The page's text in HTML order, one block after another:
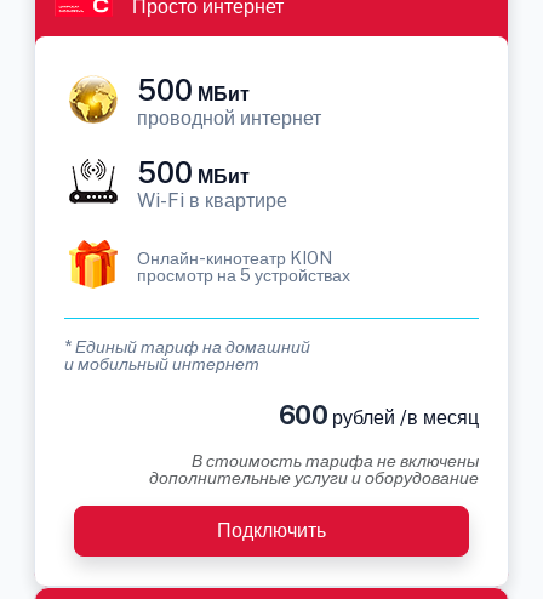
Просто интернет
500 МБит
проводной интернет
500 МБит
Wi-Fi в квартире
Онлайн-кинотеатр KION
просмотр на 5 устройствах
* Единый тариф на домашний
и мобильный интернет
600 рублей /в месяц
В стоимость тарифа не включены
дополнительные услуги и оборудование
Подключить